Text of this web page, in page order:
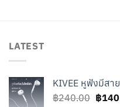
LATEST
KIVEE หูฟังมีสา
฿240.00 ฿